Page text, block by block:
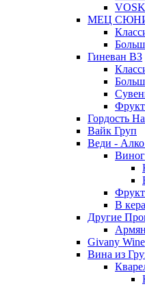
МЕЦ
Гиневан ВЗ
Гордость
Вайк Груп
Веди -
В
Другие
Givany Wine
Вина из